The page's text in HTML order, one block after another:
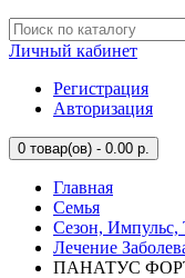
Личный кабинет
Регистрация
Авторизация
0 товар(ов) - 0.00 р.
Главная
Семья
Сезон, Импульс,
Лечение
ПАНАТУС